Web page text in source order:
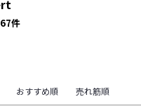
件
おすすめ順 売れ筋順